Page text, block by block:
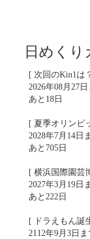
日めく
[ 次回のKin1は
2026年08月27
あと18日
[ 夏季オリンピ
2028年7月14日
あと705日
[ 横浜国際園芸
2027年3月19日
あと222日
[ ドラえもん誕
2112年9月3日